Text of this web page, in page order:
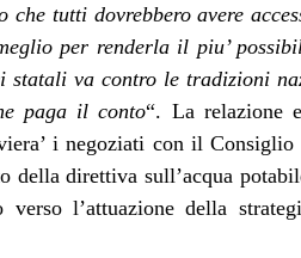
che tutti dovrebbero avere
per renderla il piu’
va contro le tradizioni
paga il conto“. La relazione
i negoziati con il
della direttiva sull’acqua
l’attuazione della